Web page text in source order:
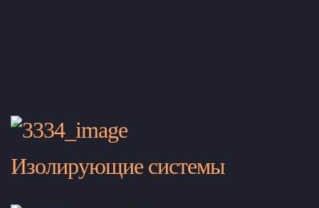
Изолирующие системы